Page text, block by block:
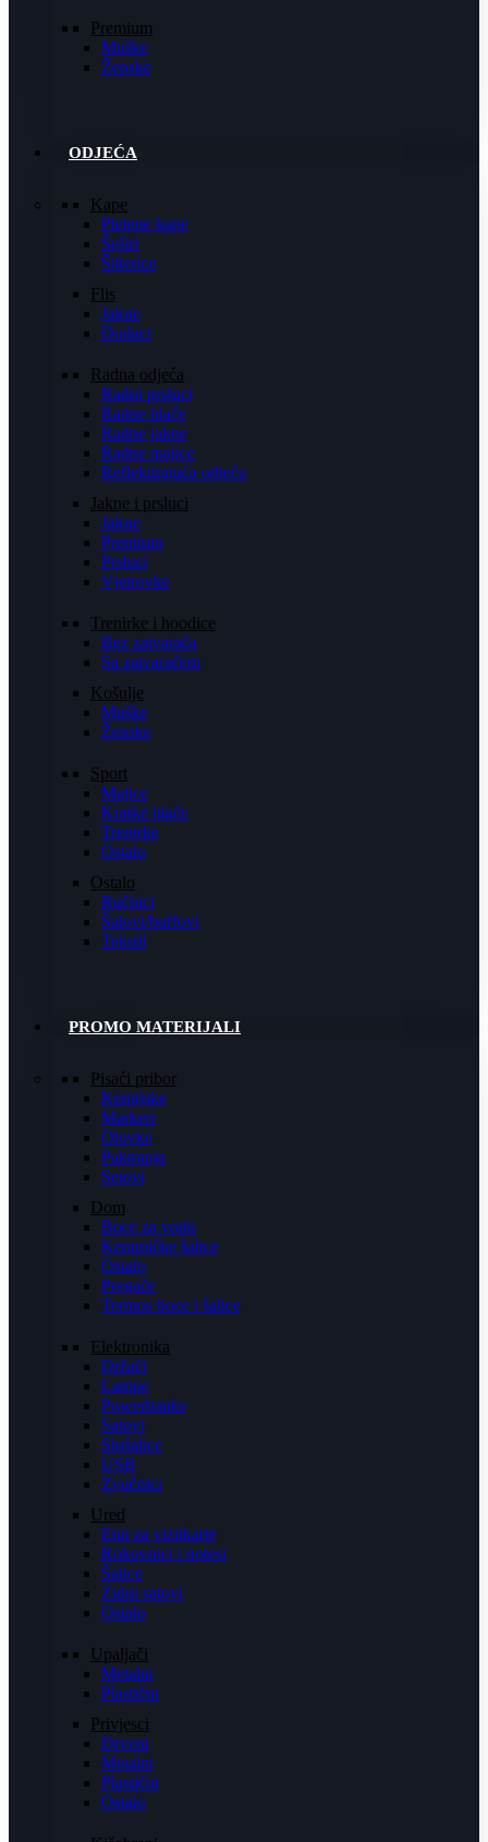
Premium
Muške
Ženske
ODJEĆA
Kape
Pletene kape
Šeširi
Šilterice
Flis
Jakne
Dodaci
Radna odjeća
Radni prsluci
Radne hlače
Radne jakne
Radne majice
Reflektirajuća odjeća
Jakne i prsluci
Jakne
Premium
Prsluci
Vjetrovke
Trenirke i hoodice
Bez zatvarača
Sa zatvaračem
Košulje
Muške
Ženske
Sport
Majice
Kratke hlače
Trenirke
Ostalo
Ostalo
Ručnici
Šalovi/buffovi
Tekstil
PROMO MATERIJALI
Pisaći pribor
Kemijske
Markeri
Olovke
Pakiranja
Setovi
Dom
Boce za vodu
Keramičke šalice
Ostalo
Pregače
Termos boce i šalice
Elektronika
Držači
Lampe
Powerbanks
Satovi
Slušalice
USB
Zvučnici
Ured
Etui za vizitkarte
Rokovnici i notesi
Šalice
Zidni satovi
Ostalo
Upaljači
Metalni
Plastični
Privjesci
Drveni
Metalni
Plastični
Ostalo